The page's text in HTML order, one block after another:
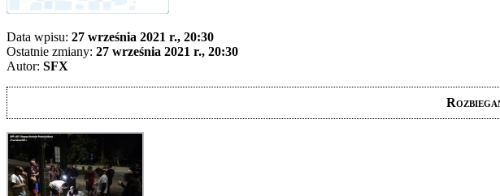
Data wpisu: 27 września 2021 r., 20:30
Ostatnie zmiany: 27 września 2021 r., 20:30
Autor: SFX